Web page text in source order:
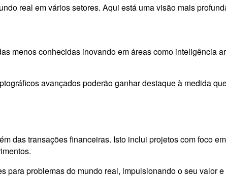
real em vários setores. Aqui está uma visão mais
menos conhecidas inovando em áreas como inteligência
avançados poderão ganhar destaque à medida
das transações financeiras. Isto inclui projetos com foco
para problemas do mundo real, impulsionando o seu valor